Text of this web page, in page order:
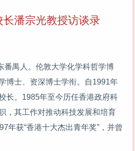
潘宗光教授访谈录
禺人。伦敦大学化学科哲学博
博士、资深博士学衔。自1991年
长。1985年至今历任香港政府科
，其工作对推动科技发展和培育
年获“香港十大杰出青年奖”，并曾